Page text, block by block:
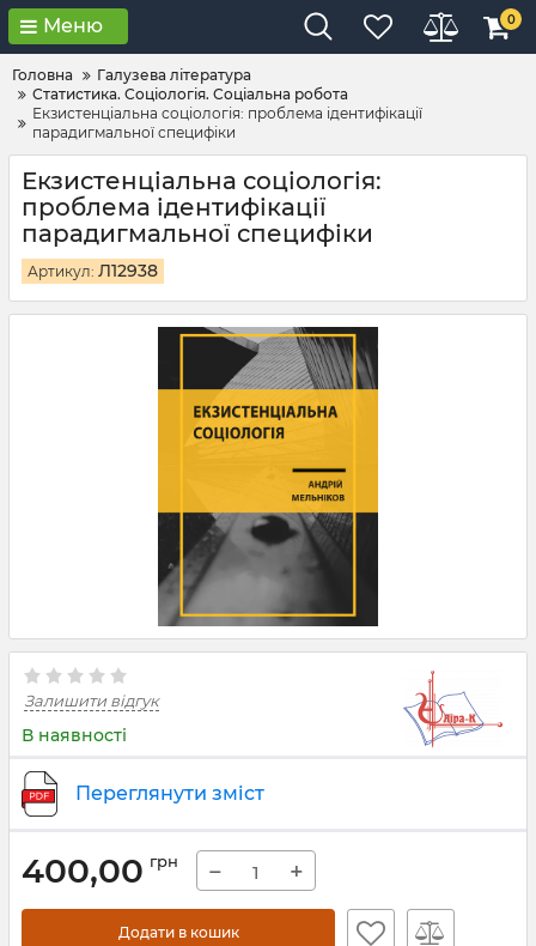
Меню 0
Головна
Галузева література
Статистика. Соціологія. Соціальна робота
Екзистенціальна соціологія: проблема ідентифікації
парадигмальної специфіки
Екзистенціальна соціологія:
проблема ідентифікації
парадигмальної специфіки
Артикул: Л12938
Залишити відгук
В наявності
Переглянути зміст
400,00 грн − +
Додати в кошик